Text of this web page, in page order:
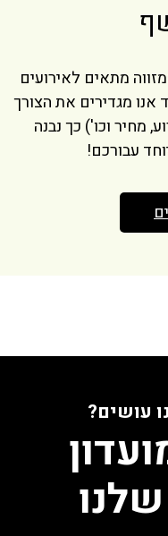
מתאים לאירועים
אנו מגדירים את הצורך
מחיר וכו') כך נבנה
עבורכם!
עושים?